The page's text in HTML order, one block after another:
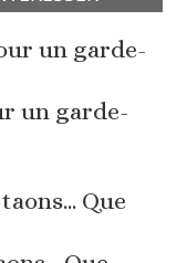
un garde-